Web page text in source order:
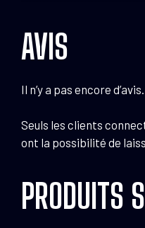
AVIS
Il n’y a pas encore d’avis.
Seuls les clients
ont la possibilité de
PRODUITS